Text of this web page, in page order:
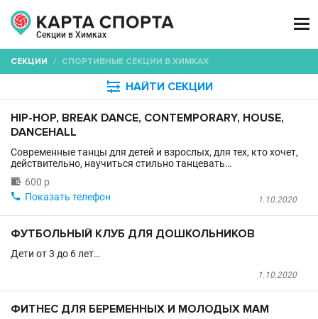
Секции в Химках

СЕКЦИИ / СПОРТИВНЫЕ СЕКЦИИ В ХИМКАХ
 НАЙТИ СЕКЦИИ
HIP-HOP, BREAK DANCE, CONTEMPORARY, HOUSE,
DANCEHALL
Современные танцы для детей и взрослых, для тех, кто хочет,
действительно, научиться стильно танцевать…
 600 р
1.10.2020
 Показать телефон
ФУТБОЛЬНЫЙ КЛУБ ДЛЯ ДОШКОЛЬНИКОВ
Дети от 3 до 6 лет…
1.10.2020
ФИТНЕС ДЛЯ БЕРЕМЕННЫХ И МОЛОДЫХ МАМ